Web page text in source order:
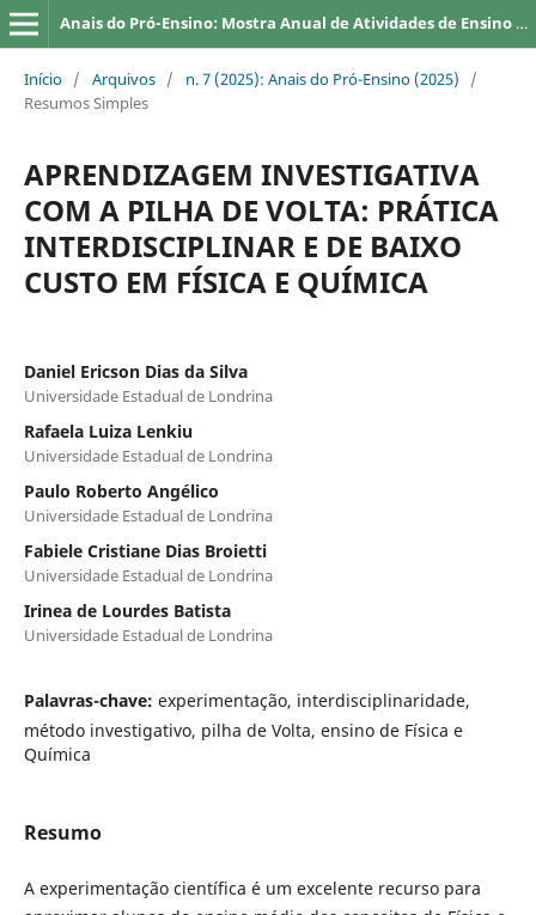
Anais do Pró-Ensino: Mostra Anual de Atividades de Ensino da UEL
Início / Arquivos / n. 7 (2025): Anais do Pró-Ensino (2025)
/
Resumos Simples
APRENDIZAGEM INVESTIGATIVA
COM A PILHA DE VOLTA: PRÁTICA
INTERDISCIPLINAR E DE BAIXO
CUSTO EM FÍSICA E QUÍMICA
Daniel Ericson Dias da Silva
Universidade Estadual de Londrina
Rafaela Luiza Lenkiu
Universidade Estadual de Londrina
Paulo Roberto Angélico
Universidade Estadual de Londrina
Fabiele Cristiane Dias Broietti
Universidade Estadual de Londrina
Irinea de Lourdes Batista
Universidade Estadual de Londrina
Palavras-chave: experimentação, interdisciplinaridade,
método investigativo, pilha de Volta, ensino de Física e
Química
Resumo
A experimentação científica é um excelente recurso para